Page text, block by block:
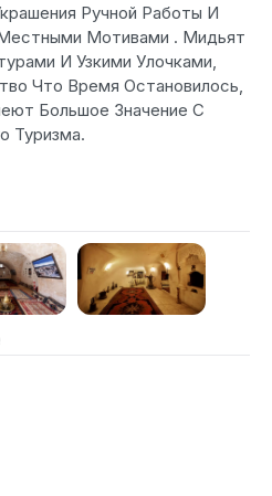
Ручной Работы И
Мотивами . Мидьят
И Узкими Улочками,
Что Время Остановилось,
Большое Значение С
Туризма.